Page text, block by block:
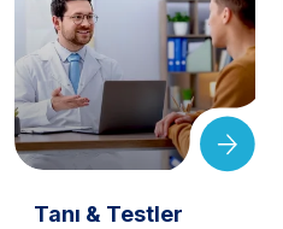
Tanı & Testler